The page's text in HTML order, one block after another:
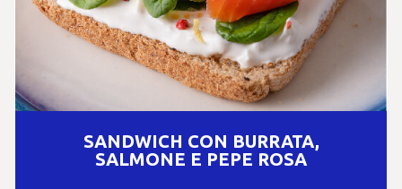
SANDWICH CON BURRATA,
SALMONE E PEPE ROSA